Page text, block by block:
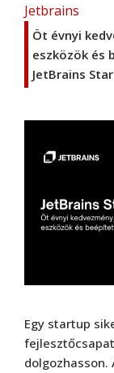
Jetbrains
Öt évnyi
eszközök és
JetBrains
Egy startup
dolgozhasson.